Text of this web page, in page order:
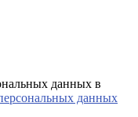
данных в
данных